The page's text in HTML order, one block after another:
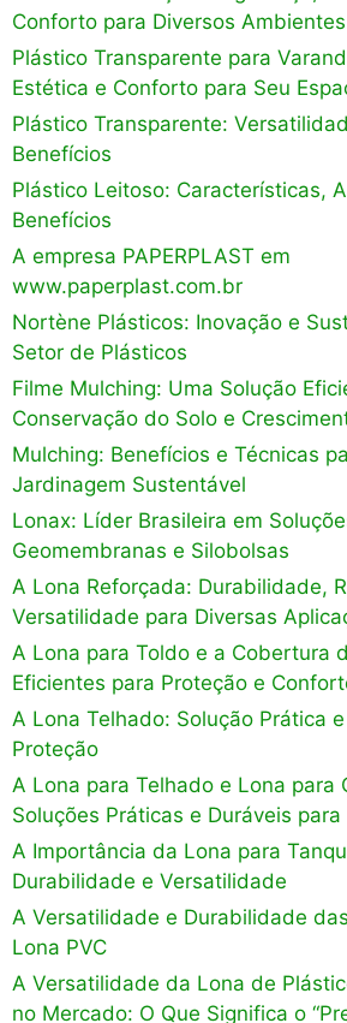
Conforto para Diversos Ambientes
Plástico Transparente para
Estética e Conforto para Seu
Plástico Transparente:
Benefícios
Plástico Leitoso: Características,
Benefícios
A empresa PAPERPLAST em
www.paperplast.com.br
Nortène Plásticos: Inovação e
Setor de Plásticos
Filme Mulching: Uma Solução
Conservação do Solo e
Mulching: Benefícios e Técnicas
Jardinagem Sustentável
Lonax: Líder Brasileira em
Geomembranas e Silobolsas
A Lona Reforçada: Durabilidade,
Versatilidade para Diversas
A Lona para Toldo e a Cobertura
Eficientes para Proteção e
A Lona Telhado: Solução Prática
Proteção
A Lona para Telhado e Lona para
Soluções Práticas e Duráveis
A Importância da Lona para
Durabilidade e Versatilidade
A Versatilidade e Durabilidade
Lona PVC
A Versatilidade da Lona de
no Mercado: O Que Significa o